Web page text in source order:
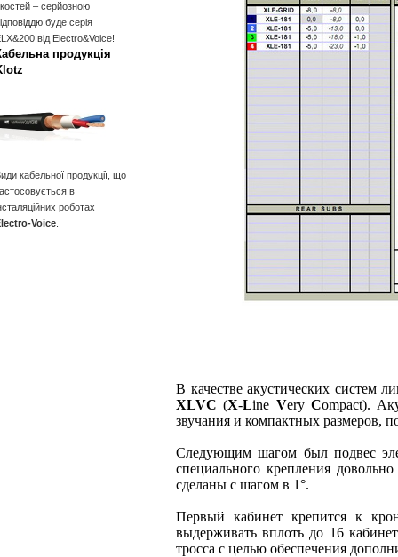
– серйозною
буде серія
від Electro&Voice!
продукція
кабельної продукції, що
в
роботах
Voice
В качестве акустических систем
XLVC (X-Line VeryCompact).
звучания и компактных размеров,
Следующим шагом был подвес
специального крепления
сделаны с шагом в 1°.
Первый кабинет крепится к
выдерживать вплоть до 16
тросса с целью обеспечения